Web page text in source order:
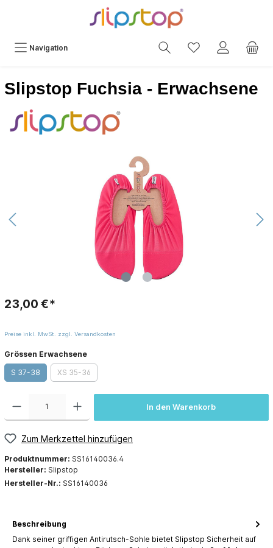
Navigation
Slipstop Fuchsia - Erwachsene
23,00 €*
Preise inkl. MwSt. zzgl. Versandkosten
Grössen Erwachsene
S 37-38 XS 35-36
In den Warenkorb
Zum Merkzettel hinzufügen
Produktnummer: SS16140036.4
Hersteller: Slipstop
Hersteller-Nr.: SS16140036
Beschreibung
Dank seiner griffigen Antirutsch-Sohle bietet Slipstop Sicherheit auf